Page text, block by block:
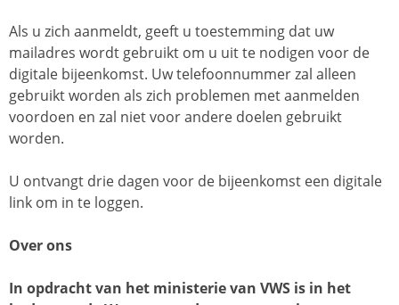
Als u zich aanmeldt, geeft u toestemming dat uw
mailadres wordt gebruikt om u uit te nodigen voor de
digitale bijeenkomst. Uw telefoonnummer zal alleen
gebruikt worden als zich problemen met aanmelden
voordoen en zal niet voor andere doelen gebruikt
worden.
U ontvangt drie dagen voor de bijeenkomst een digitale
link om in te loggen.
Over ons
In opdracht van het ministerie van VWS is in het